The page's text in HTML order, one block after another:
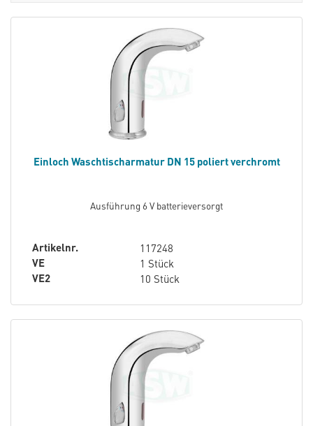
Einloch Waschtischarmatur DN 15 poliert verchromt
Ausführung 6 V batterieversorgt
Artikelnr.
117248
VE
1 Stück
VE2
10 Stück